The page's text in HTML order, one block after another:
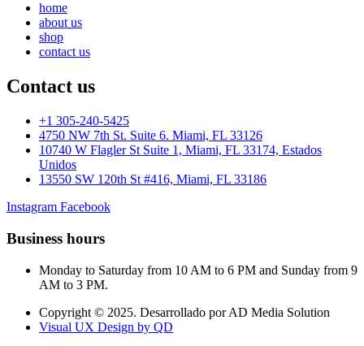
home
about us
shop
contact us
Contact us
+1 305-240-5425
4750 NW 7th St. Suite 6. Miami, FL 33126
10740 W Flagler St Suite 1, Miami, FL 33174, Estados
Unidos
13550 SW 120th St #416, Miami, FL 33186
Instagram Facebook
Business hours
Monday to Saturday from 10 AM to 6 PM and Sunday from 9
AM to 3 PM.
Copyright © 2025. Desarrollado por AD Media Solution
Visual UX Design by QD